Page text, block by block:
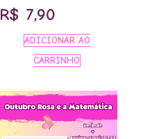
R$ 7,90
ADICIONAR AO
CARRINHO